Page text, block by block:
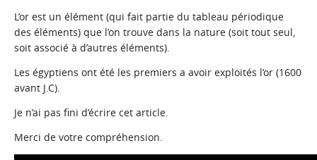
L’or est un élément (qui fait partie du tableau périodique
des éléments) que l’on trouve dans la nature (soit tout seul,
soit associé à d’autres éléments).
Les égyptiens ont été les premiers a avoir exploités l’or (1600
avant J.C).
Je n’ai pas fini d’écrire cet article.
Merci de votre compréhension.